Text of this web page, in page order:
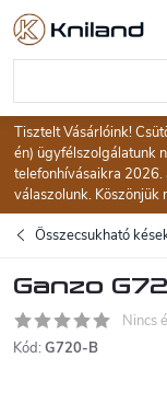
Ugrás
tartalomhoz
Tisztelt Vásárlóink!
én) ügyfélszolgálatunk
telefonhívásaikra
válaszolunk. Köszönjük
Összecsukható
Ganzo
Nincs
Kód: G720-B